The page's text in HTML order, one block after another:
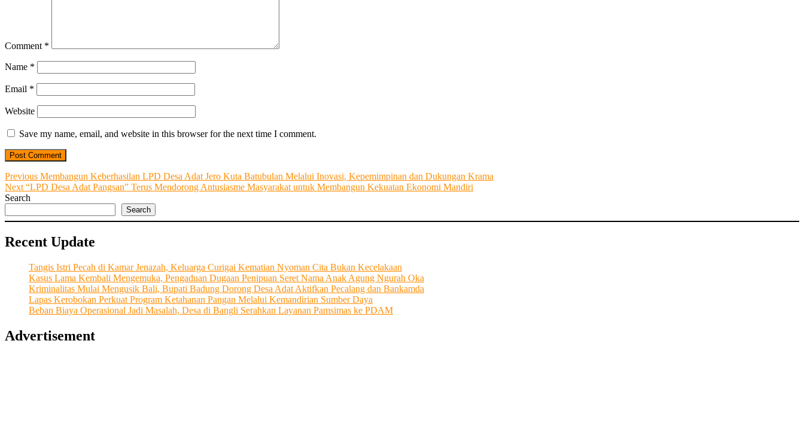
Comment *
Name *
Email *
Website
Save my name, email, and website in this browser for the next time I comment.
Post
navigation
Previous Previous
post:
Membangun Keberhasilan LPD Desa Adat Jero Kuta Batubulan Melalui Inovasi, Kepemimpinan dan Dukungan Krama
Next Next
post:
“LPD Desa Adat Pangsan” Terus Mendorong Antusiasme Masyarakat untuk Membangun Kekuatan Ekonomi Mandiri
Search
Search
Recent Update
Tangis Istri Pecah di Kamar Jenazah, Keluarga Curigai Kematian Nyoman Cita Bukan Kecelakaan
Kasus Lama Kembali Mengemuka, Pengaduan Dugaan Penipuan Seret Nama Anak Agung Ngurah Oka
Kriminalitas Mulai Mengusik Bali, Bupati Badung Dorong Desa Adat Aktifkan Pecalang dan Bankamda
Lapas Kerobokan Perkuat Program Ketahanan Pangan Melalui Kemandirian Sumber Daya
Beban Biaya Operasional Jadi Masalah, Desa di Bangli Serahkan Layanan Pamsimas ke PDAM
Advertisement